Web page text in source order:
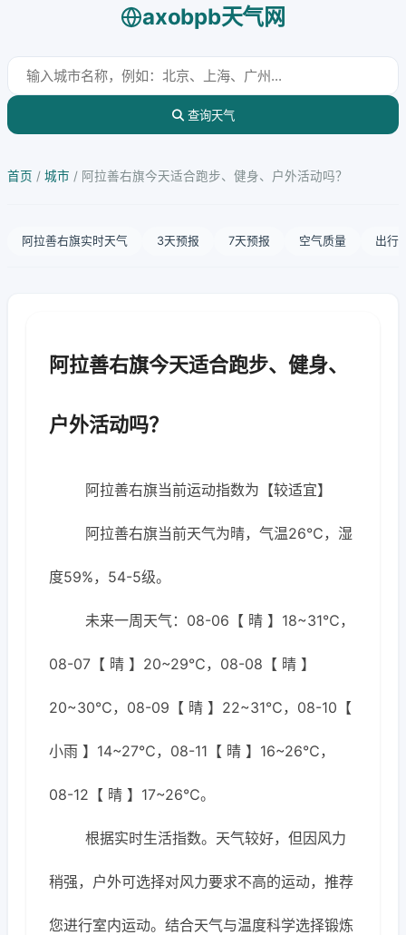
axobpb天气网
查询天气
首页 / 城市 / 阿拉善右旗今天适合跑步、健身、户外活动吗？
阿拉善右旗实时天气 3天预报 7天预报 空气质量 出行
阿拉善右旗今天适合跑步、健身、
户外活动吗？
阿拉善右旗当前运动指数为【较适宜】
阿拉善右旗当前天气为晴，气温26℃，湿
度59%，54-5级。
未来一周天气：08-06【 晴 】18~31℃，
08-07【 晴 】20~29℃，08-08【 晴 】
20~30℃，08-09【 晴 】22~31℃，08-10【
小雨 】14~27℃，08-11【 晴 】16~26℃，
08-12【 晴 】17~26℃。
根据实时生活指数。天气较好，但因风力
稍强，户外可选择对风力要求不高的运动，推荐
您进行室内运动。结合天气与温度科学选择锻炼